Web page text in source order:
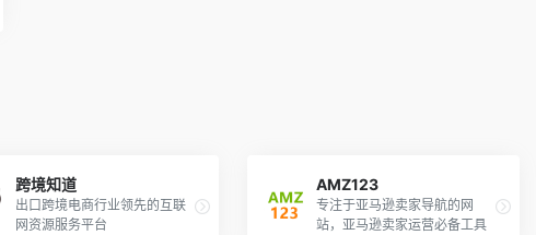
跨境知道
出口跨境电商行业领先的互联
网资源服务平台
AMZ123
专注于亚马逊卖家导航的网
站，亚马逊卖家运营必备工具